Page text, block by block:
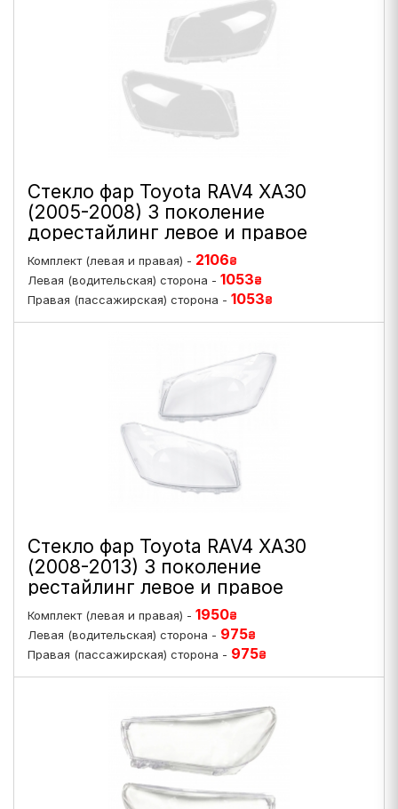
Стекло фар Toyota RAV4 XA30
(2005-2008) 3 поколение
дорестайлинг левое и правое
Комплект (левая и правая) - 2106₴
Левая (водительская) сторона - 1053₴
Правая (пассажирская) сторона - 1053₴
Стекло фар Toyota RAV4 XA30
(2008-2013) 3 поколение
рестайлинг левое и правое
Комплект (левая и правая) - 1950₴
Левая (водительская) сторона - 975₴
Правая (пассажирская) сторона - 975₴